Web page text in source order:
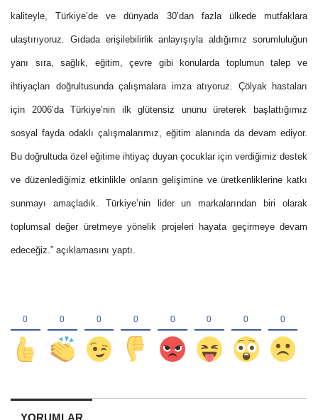
kaliteyle, Türkiye’de ve dünyada 30’dan fazla ülkede mutfaklara
ulaştırıyoruz. Gıdada erişilebilirlik anlayışıyla aldığımız sorumluluğun
yanı sıra, sağlık, eğitim, çevre gibi konularda toplumun talep ve
ihtiyaçları doğrultusunda çalışmalara imza atıyoruz. Çölyak hastaları
için 2006’da Türkiye’nin ilk glütensiz ununu üreterek başlattığımız
sosyal fayda odaklı çalışmalarımız, eğitim alanında da devam ediyor.
Bu doğrultuda özel eğitime ihtiyaç duyan çocuklar için verdiğimiz destek
ve düzenlediğimiz etkinlikle onların gelişimine ve üretkenliklerine katkı
sunmayı amaçladık. Türkiye’nin lider un markalarından biri olarak
toplumsal değer üretmeye yönelik projeleri hayata geçirmeye devam
edeceğiz.” açıklamasını yaptı.